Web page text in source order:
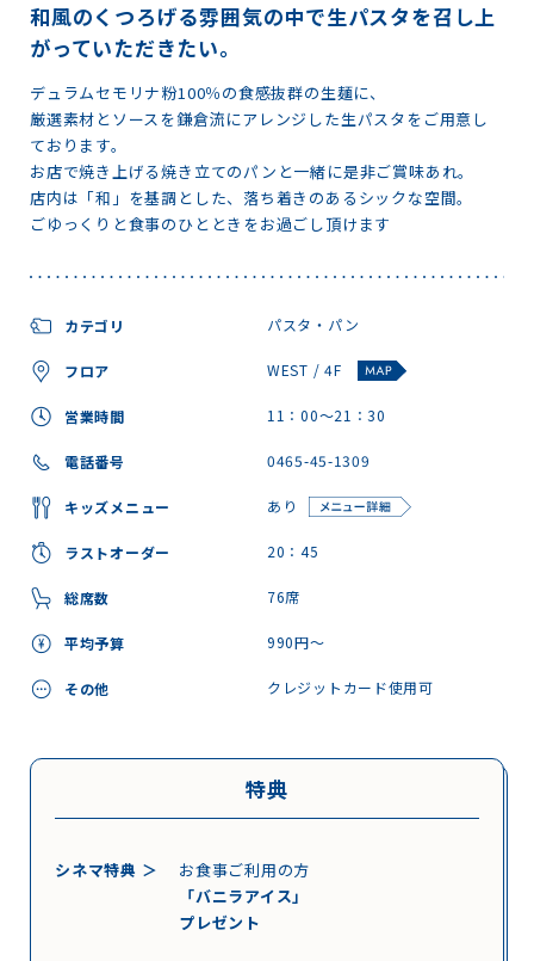
和風のくつろげる雰囲気の中で生パスタを召し上
がっていただきたい。
デュラムセモリナ粉100％の食感抜群の生麺に、
厳選素材とソースを鎌倉流にアレンジした生パスタをご用意し
ております。
お店で焼き上げる焼き立てのパンと一緒に是非ご賞味あれ。
店内は「和」を基調とした、落ち着きのあるシックな空間。
ごゆっくりと食事のひとときをお過ごし頂けます
カテゴリ パスタ・パン
フロア WEST / 4F
営業時間 11：00～21：30
電話番号 0465-45-1309
キッズメニュー あり
ラストオーダー 20：45
総席数 76席
平均予算 990円～
その他 クレジットカード使用可
特典
シネマ特典 ＞
お食事ご利用の方
「バニラアイス」
プレゼント